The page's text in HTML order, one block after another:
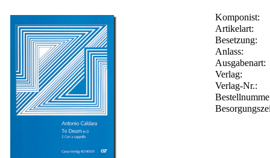
Komponist:
Artikelart:
Besetzung:
Anlass:
Ausgabenart:
Verlag:
Verlag-Nr.: